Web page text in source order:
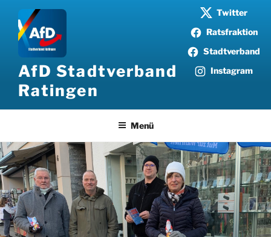
Twitter
Ratsfraktion
Stadtverband
Instagram
Inhalt
springen
AfD Stadtverband
Ratingen
Menü